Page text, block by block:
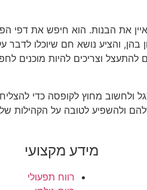
את הבנות. הוא חיפש את דפי
והציע נושא חם שיוכלו לדבר
להתעצל וצריכים להיות
ולחשוב מחוץ לקופסה כדי
ולהשפיע לטובה על הקהילות
מידע מקצועי
רווח תפעולי